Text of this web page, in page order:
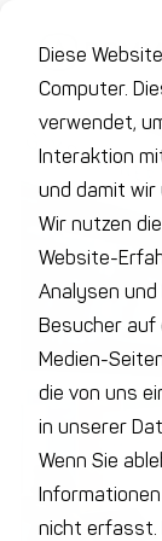
Diese
Computer.
verwendet,
Interaktion
und damit wir
Wir nutzen
Website-
Analysen und
Besucher auf
Medien-
die von uns
in unserer
Wenn Sie
nicht erfasst.